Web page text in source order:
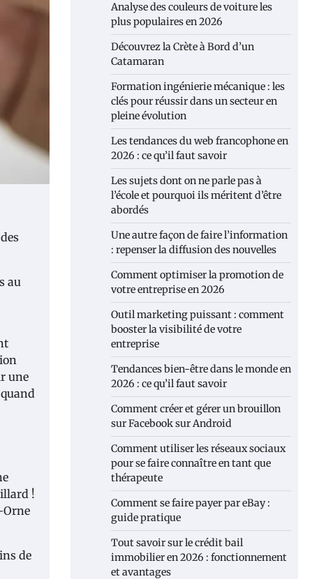
au
une
!
Orne
de
Analyse des couleurs de voiture les
plus populaires en 2026
Découvrez la Crète à Bord d’un
Catamaran
Formation ingénierie mécanique : les
clés pour réussir dans un secteur en
pleine évolution
Les tendances du web francophone en
2026 : ce qu’il faut savoir
Les sujets dont on ne parle pas à
l’école et pourquoi ils méritent d’être
abordés
Une autre façon de faire l’information
: repenser la diffusion des nouvelles
Comment optimiser la promotion de
votre entreprise en 2026
Outil marketing puissant : comment
booster la visibilité de votre
entreprise
Tendances bien-être dans le monde en
2026 : ce qu’il faut savoir
Comment créer et gérer un brouillon
sur Facebook sur Android
Comment utiliser les réseaux sociaux
pour se faire connaître en tant que
thérapeute
Comment se faire payer par eBay :
guide pratique
Tout savoir sur le crédit bail
immobilier en 2026 : fonctionnement
et avantages